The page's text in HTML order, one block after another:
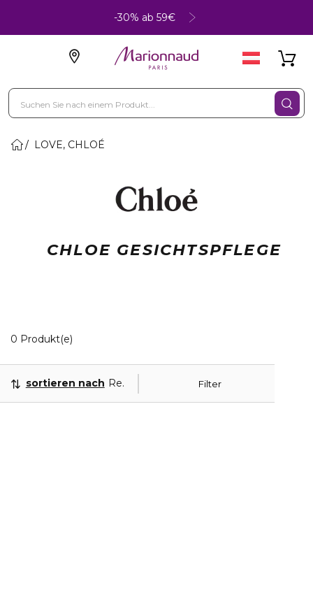
-30% ab 59€
LOVE, CHLOÉ
CHLOE GESICHTSPFLEGE
0 Produkt(e)
Filter
sortieren nach Relevanz